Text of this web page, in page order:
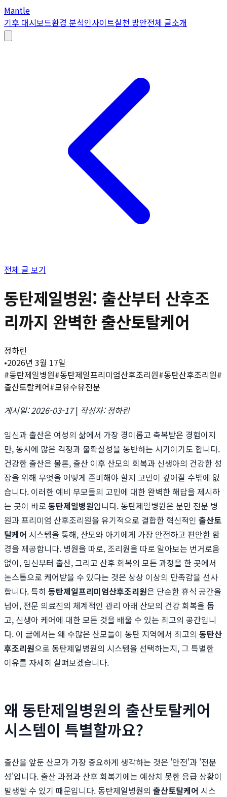
Mantle
기후 대시보드환경 분석인사이트실천 방안전체 글소개
전체 글 보기
동탄제일병원: 출산부터 산후조
리까지 완벽한 출산토탈케어
정하린
•2026년 3월 17일
#동탄제일병원#동탄제일프리미엄산후조리원#동탄산후조리원#
출산토탈케어#모유수유전문
게시일: 2026-03-17| 작성자: 정하린
임신과 출산은 여성의 삶에서 가장 경이롭고 축복받은 경험이지
만, 동시에 많은 걱정과 불확실성을 동반하는 시기이기도 합니다.
건강한 출산은 물론, 출산 이후 산모의 회복과 신생아의 건강한 성
장을 위해 무엇을 어떻게 준비해야 할지 고민이 깊어질 수밖에 없
습니다. 이러한 예비 부모들의 고민에 대한 완벽한 해답을 제시하
는 곳이 바로 동탄제일병원입니다. 동탄제일병원은 분만 전문 병
원과 프리미엄 산후조리원을 유기적으로 결합한 혁신적인 출산토
탈케어 시스템을 통해, 산모와 아기에게 가장 안전하고 편안한 환
경을 제공합니다. 병원을 따로, 조리원을 따로 알아보는 번거로움
없이, 임신부터 출산, 그리고 산후 회복의 모든 과정을 한 곳에서
논스톱으로 케어받을 수 있다는 것은 상상 이상의 만족감을 선사
합니다. 특히 동탄제일프리미엄산후조리원은 단순한 휴식 공간을
넘어, 전문 의료진의 체계적인 관리 아래 산모의 건강 회복을 돕
고, 신생아 케어에 대한 모든 것을 배울 수 있는 최고의 공간입니
다. 이 글에서는 왜 수많은 산모들이 동탄 지역에서 최고의 동탄산
후조리원으로 동탄제일병원의 시스템을 선택하는지, 그 특별한
이유를 자세히 살펴보겠습니다.
왜 동탄제일병원의 출산토탈케어
시스템이 특별할까요?
출산을 앞둔 산모가 가장 중요하게 생각하는 것은 '안전'과 '전문
성'입니다. 출산 과정과 산후 회복기에는 예상치 못한 응급 상황이
발생할 수 있기 때문입니다. 동탄제일병원의 출산토탈케어 시스